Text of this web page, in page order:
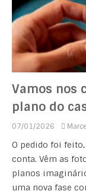
Vamos nos
plano do
07/01/2026
O pedido foi
conta. Vêm as
planos
uma nova fase